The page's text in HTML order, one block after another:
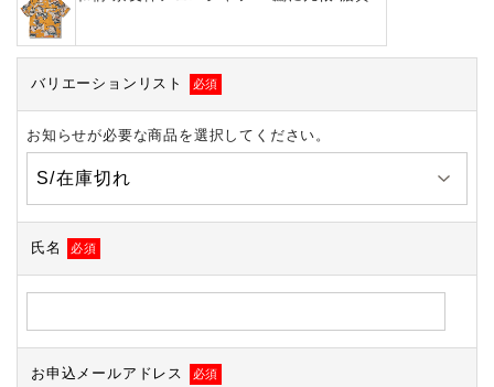
バリエーションリスト 必須
お知らせが必要な商品を選択してください。
氏名 必須
お申込メールアドレス 必須